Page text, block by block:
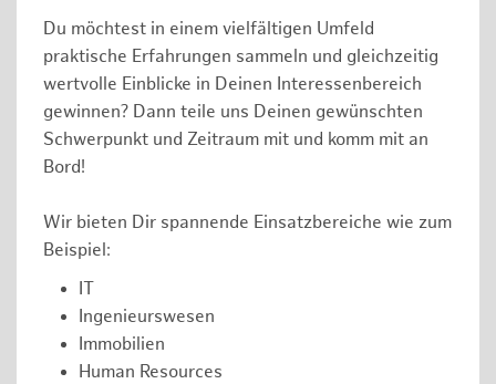
Du möchtest in einem vielfältigen Umfeld
praktische Erfahrungen sammeln und gleichzeitig
wertvolle Einblicke in Deinen Interessenbereich
gewinnen? Dann teile uns Deinen gewünschten
Schwerpunkt und Zeitraum mit und komm mit an
Bord!
Wir bieten Dir spannende Einsatzbereiche wie zum
Beispiel:
IT
Ingenieurswesen
Immobilien
Human Resources